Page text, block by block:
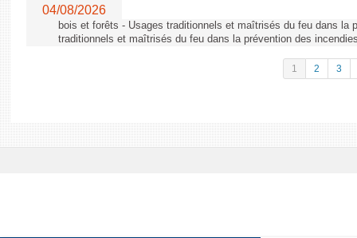
04/08/2026
bois et forêts - Usages traditionnels et maîtrisés du feu dans la
traditionnels et maîtrisés du feu dans la prévention des
1 2 3